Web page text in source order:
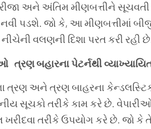
અને અંતિમમીણબત્તીને સૂચવતી
પડશે. જો કે, આમીણબત્તીમાં
નીચેની વલણની દિશા પરતકરી રહી છે
ત્રણબહારનાપેટર્નથી
ત્રણ અને ત્રણબાહરના
સૂચકો તરીકેકામકરે છે.
ખરીદવા તરીકેઉપયોગ કરે છે. જો કે